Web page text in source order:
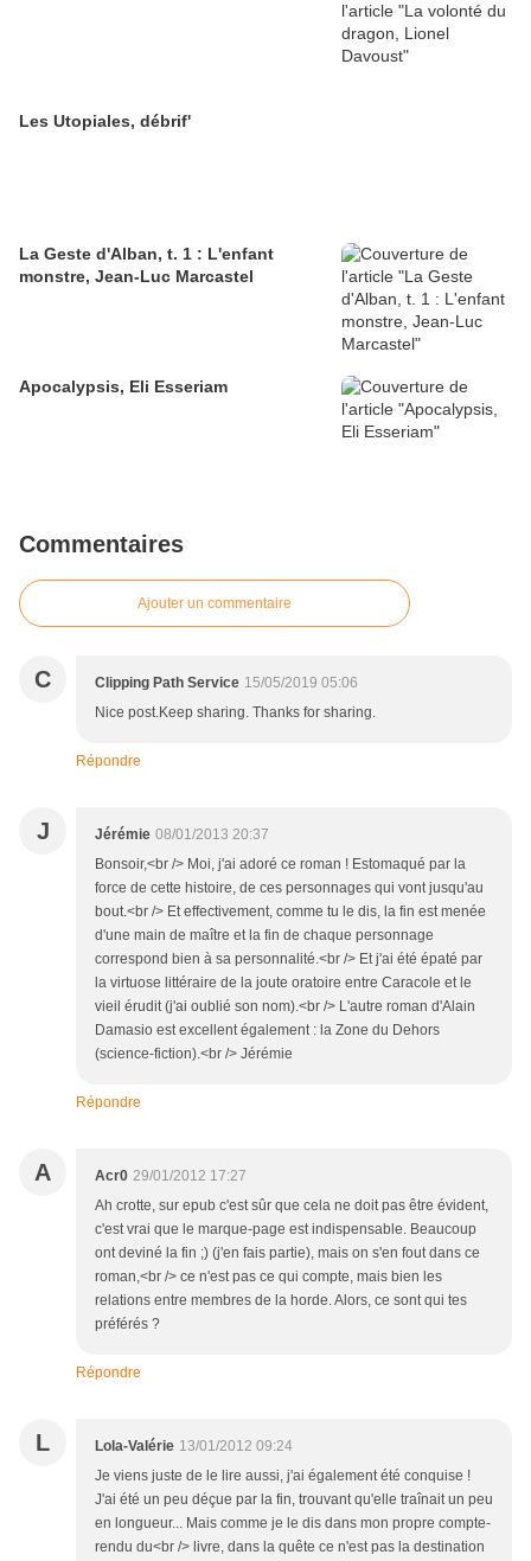
Les Utopiales, débrif'
La Geste d'Alban, t. 1 : L'enfant
monstre, Jean-Luc Marcastel
Apocalypsis, Eli Esseriam
Commentaires
Ajouter un commentaire
C Clipping Path Service 15/05/2019 05:06
Nice post.Keep sharing. Thanks for sharing.
Répondre
J Jérémie 08/01/2013 20:37
Bonsoir,<br /> Moi, j'ai adoré ce roman ! Estomaqué par la
force de cette histoire, de ces personnages qui vont jusqu'au
bout.<br /> Et effectivement, comme tu le dis, la fin est menée
d'une main de maître et la fin de chaque personnage
correspond bien à sa personnalité.<br /> Et j'ai été épaté par
la virtuose littéraire de la joute oratoire entre Caracole et le
vieil érudit (j'ai oublié son nom).<br /> L'autre roman d'Alain
Damasio est excellent également : la Zone du Dehors
(science-fiction).<br /> Jérémie
Répondre
A Acr0 29/01/2012 17:27
Ah crotte, sur epub c'est sûr que cela ne doit pas être évident,
c'est vrai que le marque-page est indispensable. Beaucoup
ont deviné la fin ;) (j'en fais partie), mais on s'en fout dans ce
roman,<br /> ce n'est pas ce qui compte, mais bien les
relations entre membres de la horde. Alors, ce sont qui tes
préférés ?
Répondre
L Lola-Valérie 13/01/2012 09:24
Je viens juste de le lire aussi, j'ai également été conquise !
J'ai été un peu déçue par la fin, trouvant qu'elle traînait un peu
en longueur... Mais comme je le dis dans mon propre compte-
rendu du<br /> livre, dans la quête ce n'est pas la destination